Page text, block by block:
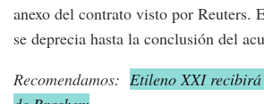
anexo del contrato visto por Reuters.
se deprecia hasta la conclusión del
Recomendamos: Etileno XXI recibirá